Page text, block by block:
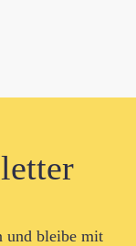
und bleibe mit